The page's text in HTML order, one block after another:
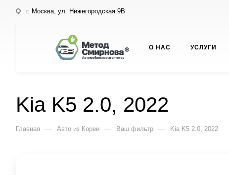
г. Москва, ул. Нижегородская 9В
О НАС УСЛУГИ
Kia K5 2.0, 2022
Главная — Авто из Кореи — Ваш фильтр — Kia K5 2.0, 2022